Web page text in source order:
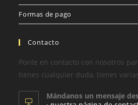
Formas de pago
Contacto
Ponte en contacto con nosotros
tienes cualquier duda, tienes
Mándanos un mensaje